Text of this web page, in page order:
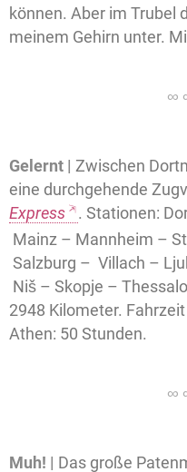
können. Aber im Trubel
meinem Gehirn unter.
Gelernt | Zwischen
eine durchgehende
Express
. Stationen:
Mainz – Mannheim –
Salzburg – Villach –
Niš – Skopje –
2948 Kilometer.
Athen: 50 Stunden.
Muh! | Das große